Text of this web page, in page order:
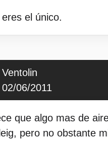
el único.
Ventolin
02/06/2011
que algo mas de
pero no obstante